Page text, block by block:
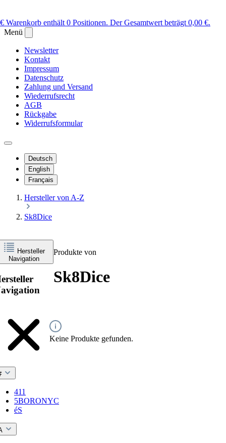
Warenkorb enthält 0 Positionen. Der Gesamtwert beträgt 0,00 €.
Menü
Newsletter
Kontakt
Impressum
Datenschutz
Zahlung und Versand
Wiederrufsrecht
AGB
Rückgabe
Widerrufsformular
Deutsch
English
Français
Hersteller von A-Z
Sk8Dice
Hersteller
Navigation
411
5BORONYC
éS
Produkte von
Sk8Dice
Keine Produkte gefunden.